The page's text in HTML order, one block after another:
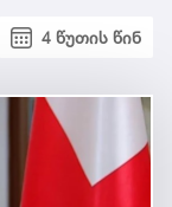
4 წუთის წინ